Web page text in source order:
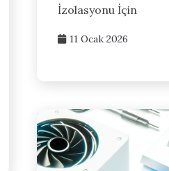
İzolasyonu İçin
11 Ocak 2026